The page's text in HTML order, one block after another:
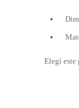
Elegí este